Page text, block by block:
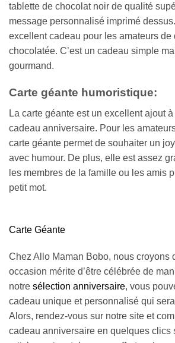
tablette de chocolat noir de qualité
message personnalisé imprimé
excellent cadeau pour les amateurs de
chocolatée. C’est un cadeau simple
gourmand.
Carte géante humoristique:
La carte géante est un excellent ajout
cadeau anniversaire. Pour les
carte géante permet de souhaiter un
avec humour. De plus, elle est assez
les membres de la famille ou les amis
petit mot.
Carte Géante
Chez Allo Maman Bobo, nous croyons
occasion mérite d’être célébrée de
notre sélection anniversaire, vous
cadeau unique et personnalisé qui
Alors, rendez-vous sur notre site et
cadeau anniversaire en quelques clics